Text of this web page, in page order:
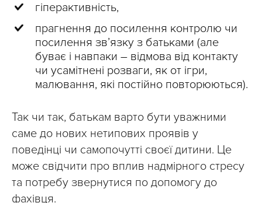
гіперактивність,
прагнення до посилення контролю чи
посилення зв’язку з батьками (але
буває і навпаки – відмова від контакту
чи усамітнені розваги, як от ігри,
малювання, які постійно повторюються).
Так чи так, батькам варто бути уважними
саме до нових нетипових проявів у
поведінці чи самопочутті своєї дитини. Це
може свідчити про вплив надмірного стресу
та потребу звернутися по допомогу до
фахівця.